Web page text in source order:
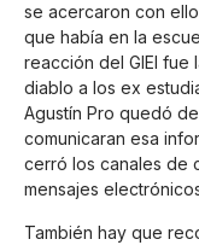
se acercaron con
que había en la
reacción del GIEI fue
diablo a los ex
Agustín Pro quedó
comunicaran esa
cerró los canales de
mensajes
También hay que